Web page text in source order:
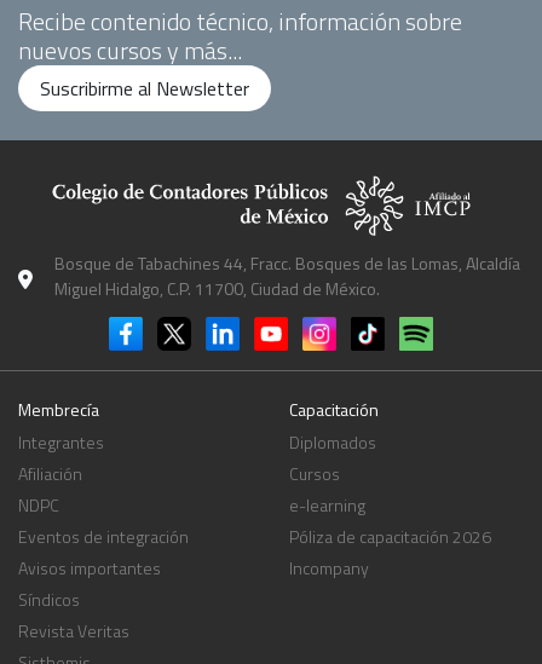
Recibe contenido técnico, información sobre
nuevos cursos y más...
Suscribirme al Newsletter
Bosque de Tabachines 44, Fracc. Bosques de las Lomas, Alcaldía
Miguel Hidalgo, C.P. 11700, Ciudad de México.
Membrecía
Integrantes
Afiliación
NDPC
Eventos de integración
Avisos importantes
Síndicos
Revista Veritas
Capacitación
Diplomados
Cursos
e-learning
Póliza de capacitación 2026
Incompany